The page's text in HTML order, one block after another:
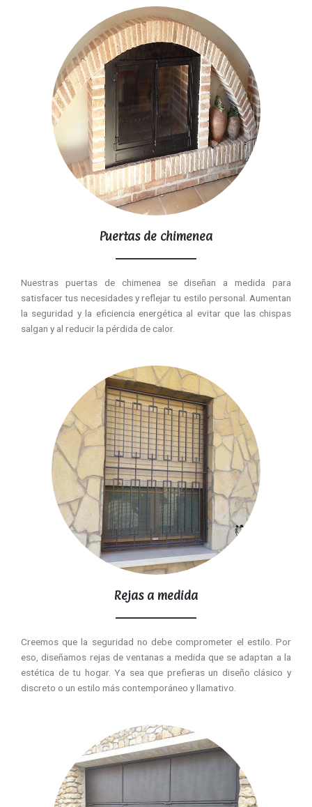
Puertas de chimenea
Nuestras puertas de chimenea se diseñan a medida para
satisfacer tus necesidades y reflejar tu estilo personal. Aumentan
la seguridad y la eficiencia energética al evitar que las chispas
salgan y al reducir la pérdida de calor.
Rejas a medida
Creemos que la seguridad no debe comprometer el estilo. Por
eso, diseñamos rejas de ventanas a medida que se adaptan a la
estética de tu hogar. Ya sea que prefieras un diseño clásico y
discreto o un estilo más contemporáneo y llamativo.